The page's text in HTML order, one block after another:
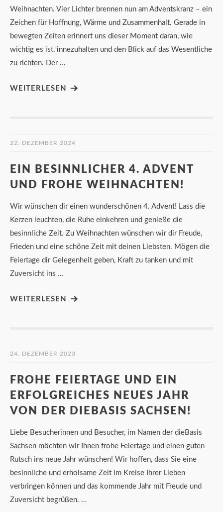
Weihnachten. Vier Lichter brennen nun am Adventskranz – ein
Zeichen für Hoffnung, Wärme und Zusammenhalt. Gerade in
bewegten Zeiten erinnert uns dieser Moment daran, wie
wichtig es ist, innezuhalten und den Blick auf das Wesentliche
zu richten. Der …
WEITERLESEN
22. DEZEMBER 2024
EIN BESINNLICHER 4. ADVENT
UND FROHE WEIHNACHTEN!
Wir wünschen dir einen wunderschönen 4. Advent! Lass die
Kerzen leuchten, die Ruhe einkehren und genieße die
besinnliche Zeit. Zu Weihnachten wünschen wir dir Freude,
Frieden und eine schöne Zeit mit deinen Liebsten. Mögen die
Feiertage dir Gelegenheit geben, Kraft zu tanken und mit
Zuversicht ins …
WEITERLESEN
24. DEZEMBER 2023
FROHE FEIERTAGE UND EIN
ERFOLGREICHES NEUES JAHR
VON DER DIEBASIS SACHSEN!
Liebe Besucherinnen und Besucher, im Namen der dieBasis
Sachsen möchten wir Ihnen frohe Feiertage und einen guten
Rutsch ins neue Jahr wünschen! Wir hoffen, dass Sie eine
besinnliche und erholsame Zeit im Kreise Ihrer Lieben
verbringen können und das kommende Jahr mit Freude und
Zuversicht begrüßen. …